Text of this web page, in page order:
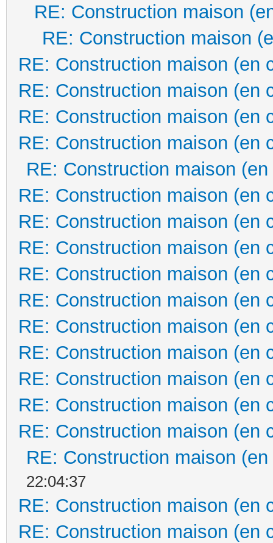
RE: Construction maison
RE: Construction maison
RE: Construction maison (en
RE: Construction maison (en
RE: Construction maison (en
RE: Construction maison (en
RE: Construction maison
RE: Construction maison (en
RE: Construction maison (en
RE: Construction maison (en
RE: Construction maison (en
RE: Construction maison (en
RE: Construction maison (en
RE: Construction maison (en
RE: Construction maison (en
RE: Construction maison (en
RE: Construction maison (en
RE: Construction maison
22:04:37
RE: Construction maison (en
RE: Construction maison (en